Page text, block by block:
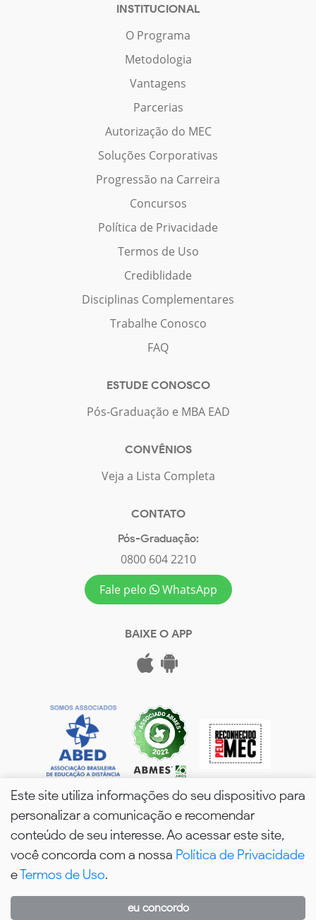
INSTITUCIONAL
O Programa
Metodologia
Vantagens
Parcerias
Autorização do MEC
Soluções Corporativas
Progressão na Carreira
Concursos
Política de Privacidade
Termos de Uso
Crediblidade
Disciplinas Complementares
Trabalhe Conosco
FAQ
ESTUDE CONOSCO
Pós-Graduação e MBA EAD
CONVÊNIOS
Veja a Lista Completa
CONTATO
Pós-Graduação:
0800 604 2210
Fale pelo
WhatsApp
BAIXE O APP
wPós - 2026. Todos os Direitos Reservados.
Este site utiliza informações do seu dispositivo para
personalizar a comunicação e recomendar
conteúdo de seu interesse. Ao acessar este site,
você concorda com a nossa Política de Privacidade
eTermos de Uso.
eu concordo